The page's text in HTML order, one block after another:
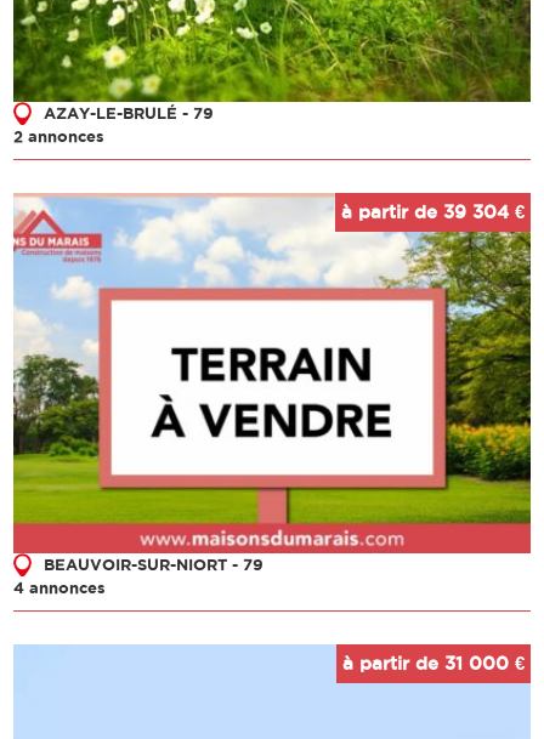
AZAY-LE-BRULÉ - 79
2 annonces
BEAUVOIR-SUR-NIORT - 79
4 annonces
à partir de 39 304 €
à partir de 31 000 €